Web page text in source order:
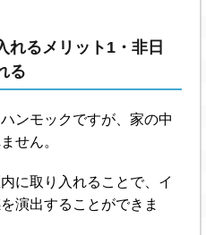
れるメリット1・非日
る
ンモックですが、家の中
せん。
に取り入れることで、イ
演出することができま